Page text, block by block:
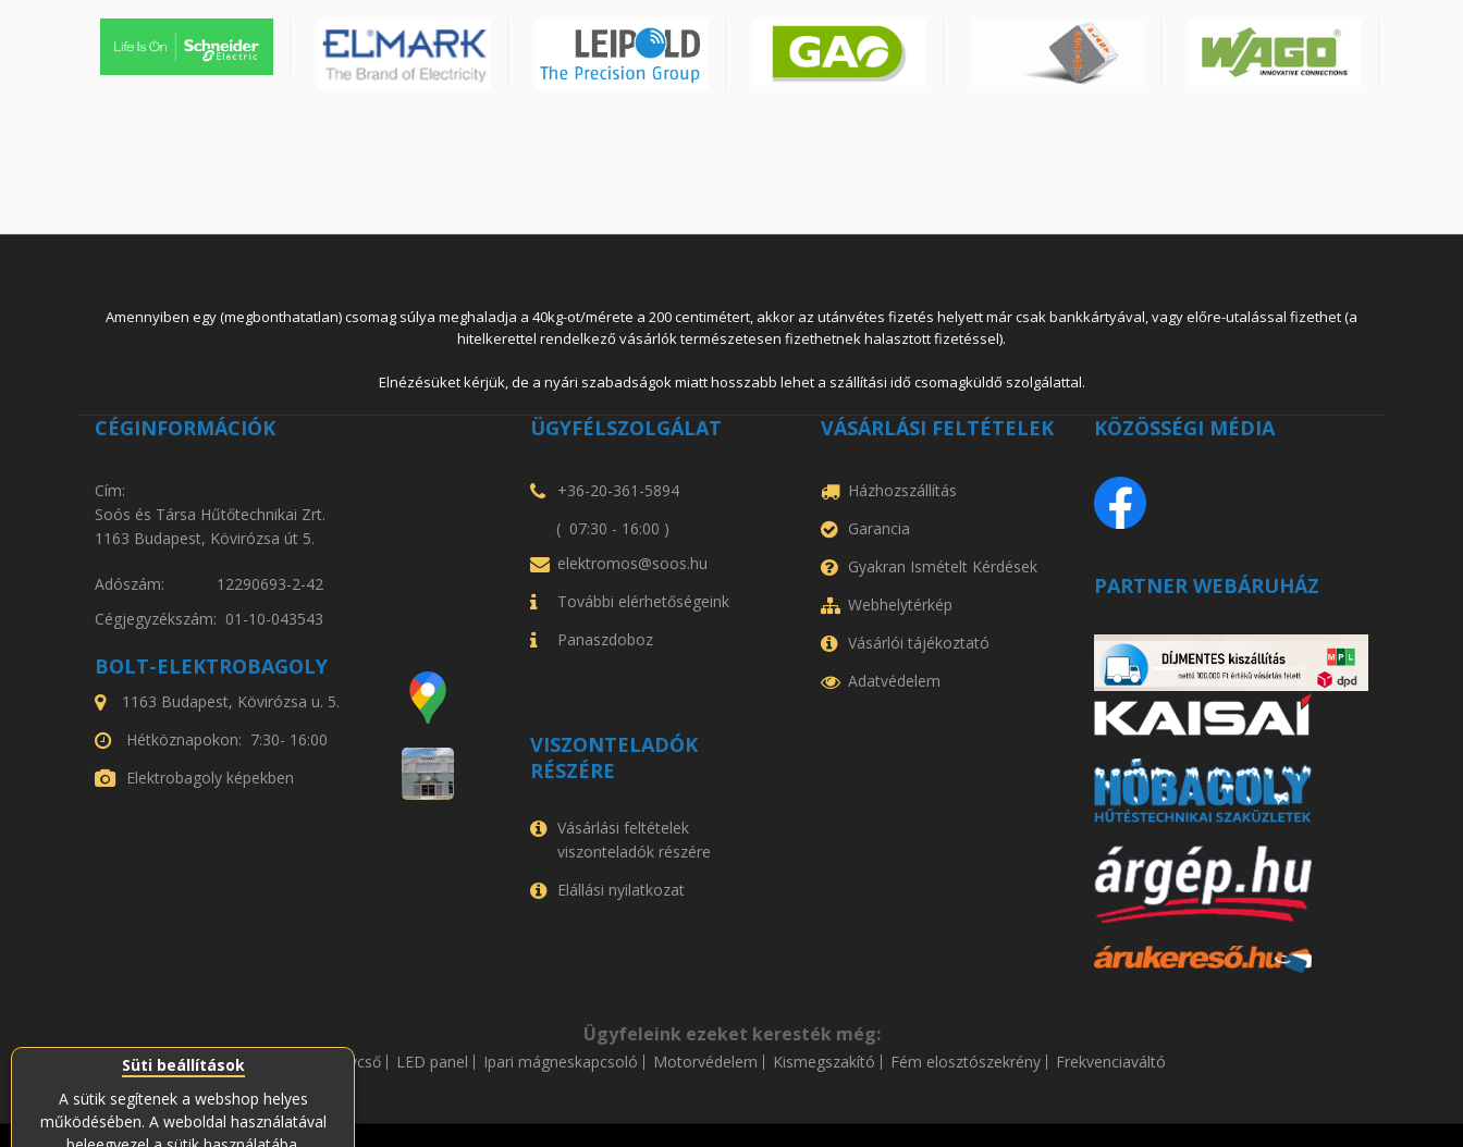
Süti beállítások
A sütik segítenek a webshop helyes
működésében. A weboldal használatával
Amennyiben egy (megbonthatatlan) csomag súlya meghaladja a 40kg-ot/mérete a 200 centimétert, akkor az utánvétes fizetés helyett már csak bankkártyával, vagy előre-utalással fizethet (a
hitelkerettel rendelkező vásárlók természetesen fizethetnek halasztott fizetéssel).
Elnézésüket kérjük, de a nyári szabadságok miatt hosszabb lehet a szállítási idő csomagküldő szolgálattal.
CÉGINFORMÁCIÓK
Cím:
Soós és Társa Hűtőtechnikai Zrt.
1163 Budapest, Kövirózsa út 5.
Adószám: 12290693-2-42
Cégjegyzékszám: 01-10-043543
BOLT-ELEKTROBAGOLY
1163 Budapest, Kövirózsa u. 5.
Hétköznapokon: 7:30- 16:00
Elektrobagoly képekben
ÜGYFÉLSZOLGÁLAT
+36-20-361-5894
( 07:30 - 16:00 )
elektromos@soos.hu
További elérhetőségeink
Panaszdoboz
VISZONTELADÓK
RÉSZÉRE
Vásárlási feltételek
viszonteladók részére
Elállási nyilatkozat
VÁSÁRLÁSI FELTÉTELEK
Házhozszállítás
Garancia
Gyakran Ismételt Kérdések
Webhelytérkép
Vásárlói tájékoztató
Adatvédelem
KÖZÖSSÉGI MÉDIA
PARTNER WEBÁRUHÁZ
Ügyfeleink ezeket keresték még:
LED fénycső LED panel Ipari mágneskapcsoló Motorvédelem Kismegszakító Fém elosztószekrény Frekvenciaváltó